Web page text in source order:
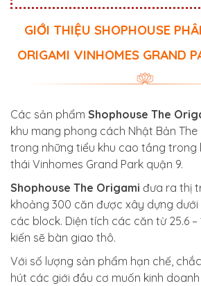
GIỚI THIỆU SHOPHOUSE
ORIGAMI VINHOMES GRAND
Các sản phẩm Shophouse The
khu mang phong cách Nhật Bản
trong những tiểu khu cao tầng trong
thái Vinhomes Grand Park quận 9.
Shophouse The Origami đưa ra thị
khoảng 300 căn được xây dựng
các block. Diện tích các căn từ 25.6 –
kiến sẽ bàn giao thô.
Với số lượng sản phẩm hạn chế,
hút các giới đầu cơ muốn kinh